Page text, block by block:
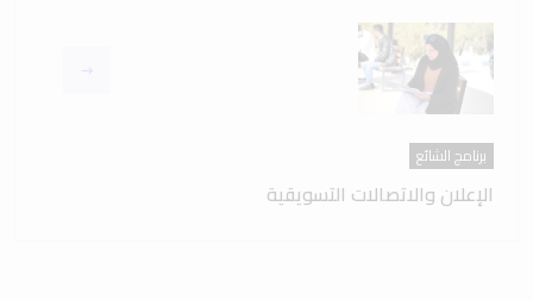
برنامج الشائع
الإعلان والاتصالات التسويقية